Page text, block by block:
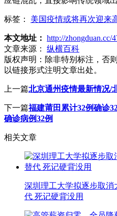
标签： 美国疫情或将再次迎来
本文地址： http://zhongduan.cc/
文章来源：
纵横百科
版权声明： 除非特别标注，否
以链接形式注明文章出处。
上一篇北京通州疫情最新情况/
下一篇福建莆田累计32例确诊
确诊病例32例
相关文章
深圳理工大学拟逐步取
代 死记硬背没用